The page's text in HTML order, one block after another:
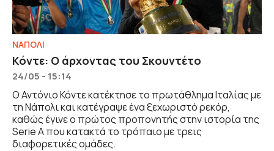
ΝΑΠΟΛΙ
Κόντε: Ο άρχοντας του Σκουντέτο
24/05 - 15:14
Ο Αντόνιο Κόντε κατέκτησε το πρωτάθλημα Ιταλίας με
τη Νάπολι και κατέγραψε ένα ξεχωριστό ρεκόρ,
καθώς έγινε ο πρώτος προπονητής στην ιστορία της
Serie A που κατακτά το τρόπαιο με τρεις
διαφορετικές ομάδες.